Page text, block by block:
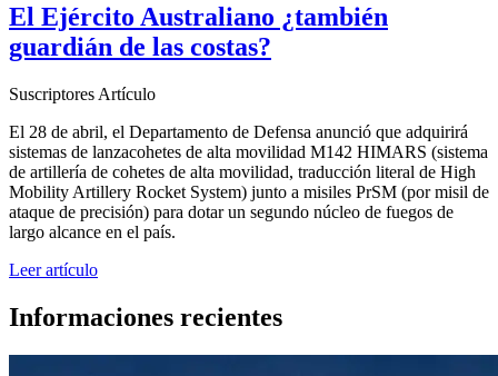
El Ejército Australiano ¿también
guardián de las costas?
Suscriptores Artículo
El 28 de abril, el Departamento de Defensa anunció que adquirirá
sistemas de lanzacohetes de alta movilidad M142 HIMARS (sistema
de artillería de cohetes de alta movilidad, traducción literal de High
Mobility Artillery Rocket System) junto a misiles PrSM (por misil de
ataque de precisión) para dotar un segundo núcleo de fuegos de
largo alcance en el país.
Leer artículo
Informaciones recientes